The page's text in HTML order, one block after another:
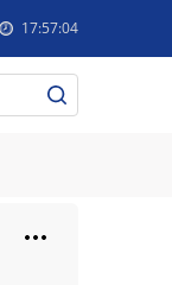
17:57:04